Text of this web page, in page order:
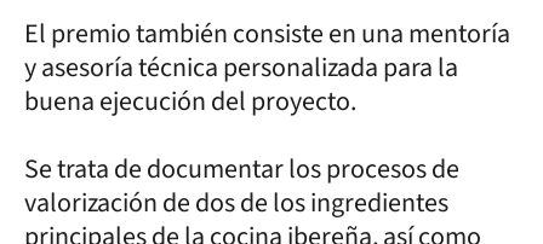
El premio también consiste en una mentoría
y asesoría técnica personalizada para la
buena ejecución del proyecto.
Se trata de documentar los procesos de
valorización de dos de los ingredientes